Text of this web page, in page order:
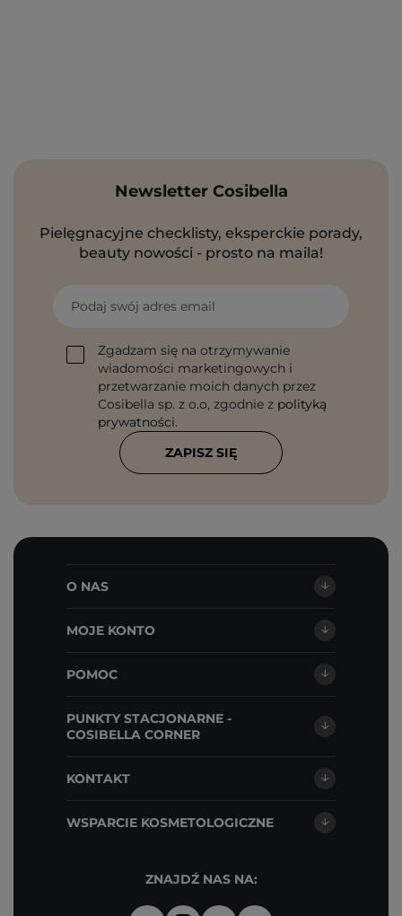
Newsletter Cosibella
Pielęgnacyjne checklisty, eksperckie porady,
beauty nowości - prosto na maila!
Podaj swój adres email
Zgadzam się na otrzymywanie
wiadomości marketingowych i
przetwarzanie moich danych przez
Cosibella sp. z o.o, zgodnie z polityką
prywatności.
ZAPISZ SIĘ
O NAS
MOJE KONTO
POMOC
PUNKTY STACJONARNE -
COSIBELLA CORNER
KONTAKT
WSPARCIE KOSMETOLOGICZNE
ZNAJDŹ NAS NA: